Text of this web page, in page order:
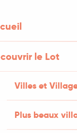
le Lot
Villes et
Plus beaux
arts
arts
46300 Gourdon